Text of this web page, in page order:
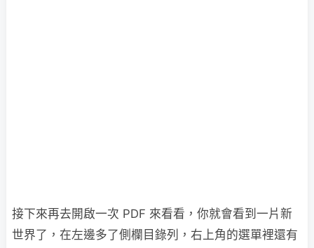
接下來再去開啟一次 PDF 來看看，你就會看到一片新
世界了，在左邊多了側欄目錄列，右上角的選單裡還有